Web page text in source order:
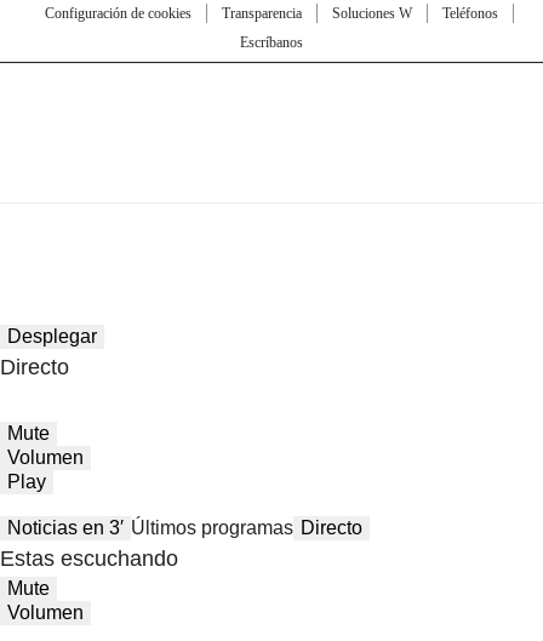
Configuración de cookies
Transparencia Soluciones W
Teléfonos
Escríbanos
Desplegar
Directo
Mute
Volumen
Play
Noticias en 3′ Últimos programas Directo
Estas escuchando
Mute
Volumen